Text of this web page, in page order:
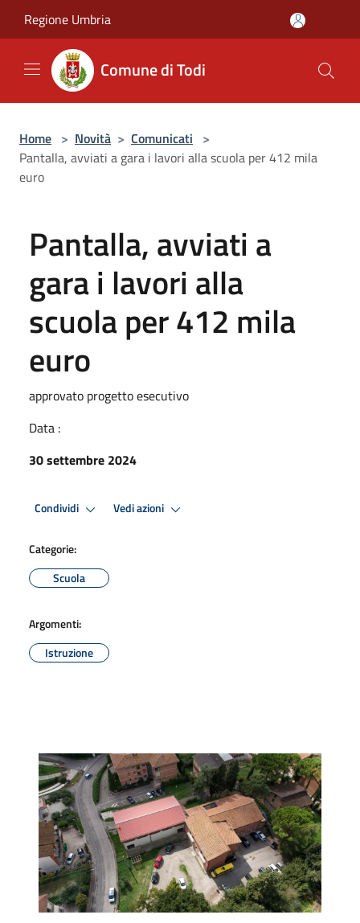
Regione Umbria
Comune di Todi
Home > Novità > Comunicati >
Pantalla, avviati a gara i lavori alla scuola per 412 mila
euro
Pantalla, avviati a
gara i lavori alla
scuola per 412 mila
euro
approvato progetto esecutivo
Data :
30 settembre 2024
Condividi Vedi azioni
Categorie:
Scuola
Argomenti:
Istruzione